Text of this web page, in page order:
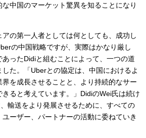
中国のマーケット驚異を知ることになり
の第一人者としては何としても、成功し
の中国戦略ですが、実際はかなり厳し
あったDidiと組むことによって、一つの道
た。「Uberとの協定は、中国におけるよ
界を成長させることと、より持続的なサー
ると考えています。」DidiのWei氏は続け
輸送をより発展させるために、すべての
ーザー、パートナーの活動に委ねていき